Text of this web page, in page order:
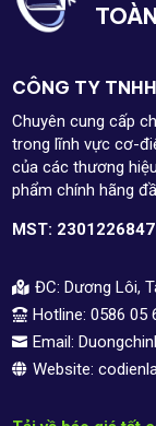
CÔNG TY
Chuyên cung cấp
trong lĩnh vực cơ-
của các thương
phẩm chính hãng
MST: 2301226847
 ĐC: Dương Lôi,
 Hotline: 0586 05
 Email:
 Website: